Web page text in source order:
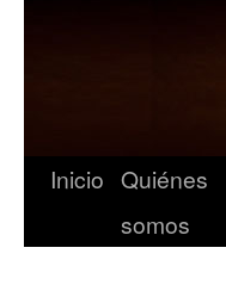
Inicio Quiénes
somos